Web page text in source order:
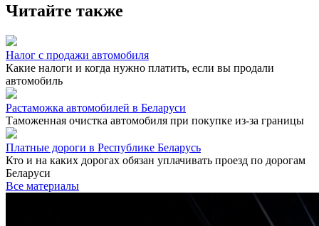
Читайте также
Налог с продажи автомобиля
Какие налоги и когда нужно платить, если вы продали
автомобиль
Растаможка автомобилей в Беларуси
Таможенная очистка автомобиля при покупке из-за границы
Платные дороги в Республике Беларусь
Кто и на каких дорогах обязан уплачивать проезд по дорогам
Беларуси
Все материалы